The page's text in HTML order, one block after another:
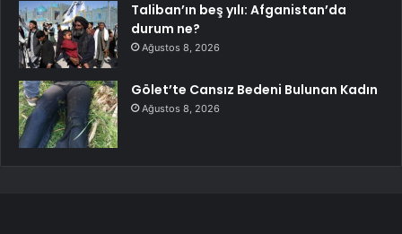
Taliban’ın beş yılı: Afganistan’da
durum ne?
Ağustos 8, 2026
Gölet’te Cansız Bedeni Bulunan Kadın
Ağustos 8, 2026